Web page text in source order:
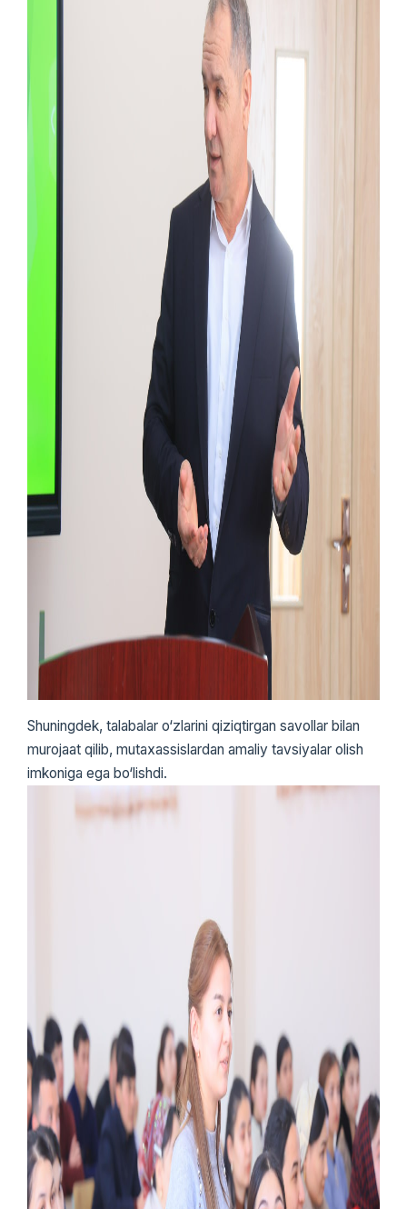
Shuningdek, talabalar o‘zlarini qiziqtirgan savollar bilan
murojaat qilib, mutaxassislardan amaliy tavsiyalar olish
imkoniga ega bo‘lishdi.